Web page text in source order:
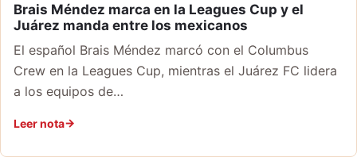
Brais Méndez marca en la Leagues Cup y el
Juárez manda entre los mexicanos
El español Brais Méndez marcó con el Columbus
Crew en la Leagues Cup, mientras el Juárez FC lidera
a los equipos de…
Leer nota